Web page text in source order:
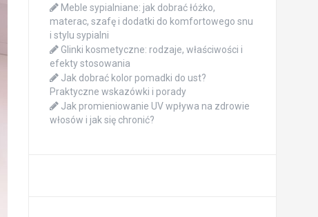
Meble sypialniane: jak dobrać łóżko,
materac, szafę i dodatki do komfortowego snu
i stylu sypialni
Glinki kosmetyczne: rodzaje, właściwości i
efekty stosowania
Jak dobrać kolor pomadki do ust?
Praktyczne wskazówki i porady
Jak promieniowanie UV wpływa na zdrowie
włosów i jak się chronić?